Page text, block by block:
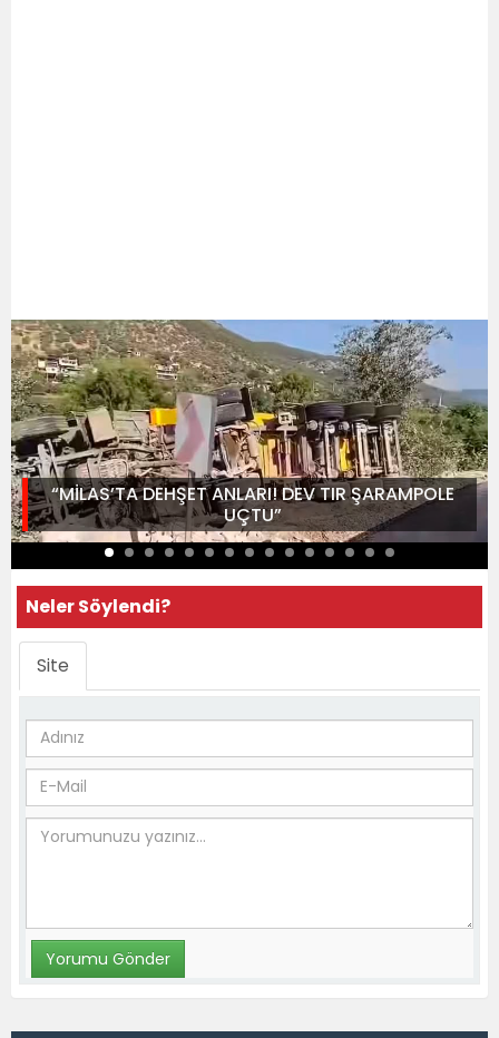
“MİLAS’TA DEHŞET ANLARI! DEV TIR ŞARAMPOLE
UÇTU”
Neler Söylendi?
Site